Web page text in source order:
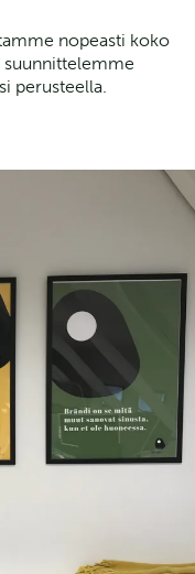
nopeasti koko
suunnittelemme
perusteella.